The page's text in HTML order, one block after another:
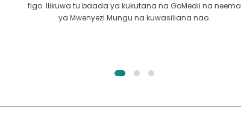
figo. Ilikuwa tu baada ya kukutana na GoMedii na neema
ya Mwenyezi Mungu na kuwasiliana nao.